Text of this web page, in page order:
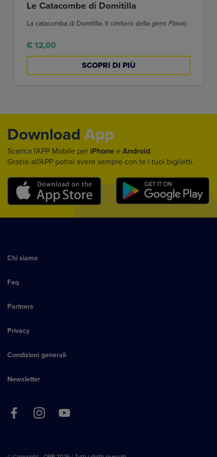
Le Catacombe di Domitilla
La catacomba di Domitilla. Il cimitero della gens Flavia.
€ 12,00
SCOPRI DI PIÙ
Download App
Scarica l'APP Mobile per iPhone e Android.
Grazie all'APP potrai avere sempre con te i tuoi biglietti.
Chi siamo
Faq
Partners
Privacy
Condizioni generali
Newsletter